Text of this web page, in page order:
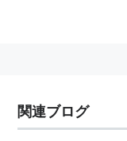
関連ブログ